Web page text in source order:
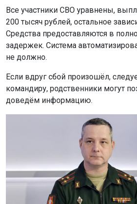
Все участники СВО уравнены,
200 тысяч рублей, остальное
Средства предоставляются в
задержек. Система
не должно.
Если вдруг сбой произошёл,
командиру, родственники могут
доведём информацию.